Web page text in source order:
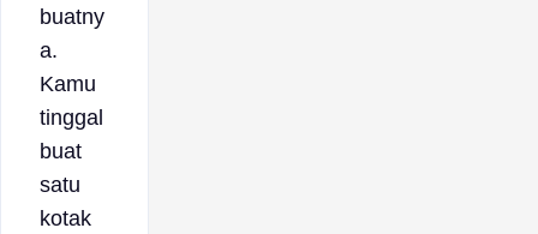
buatny
a.
Kamu
tinggal
buat
satu
kotak